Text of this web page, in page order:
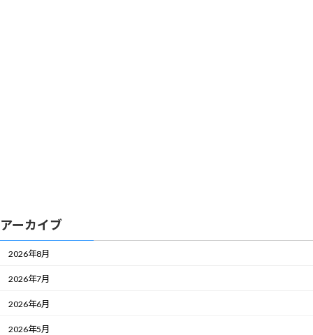
アーカイブ
2026年8月
2026年7月
2026年6月
2026年5月